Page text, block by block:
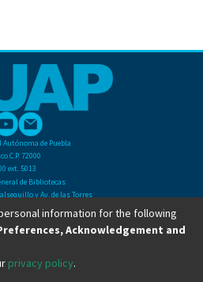
de Puebla
C.P. 72000
ext. 5013
de Bibliotecas
y Av. de las Torres
Col. San Manuel
(222) 2295500 Ext 2901
information for the following
Acknowledgement and
privacy policy.